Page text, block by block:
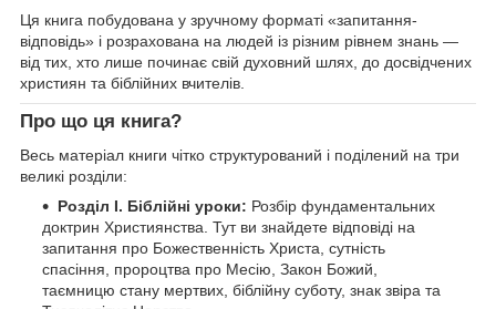
Ця книга побудована у зручному форматі «запитання-
відповідь» і розрахована на людей із різним рівнем знань —
від тих, хто лише починає свій духовний шлях, до досвідчених
християн та біблійних вчителів.
Про що ця книга?
Весь матеріал книги чітко структурований і поділений на три
великі розділи:
Розділ I. Біблійні уроки: Розбір фундаментальних
доктрин Християнства. Тут ви знайдете відповіді на
запитання про Божественність Христа, сутність
спасіння, пророцтва про Месію, Закон Божий,
таємницю стану мертвих, біблійну суботу, знак звіра та